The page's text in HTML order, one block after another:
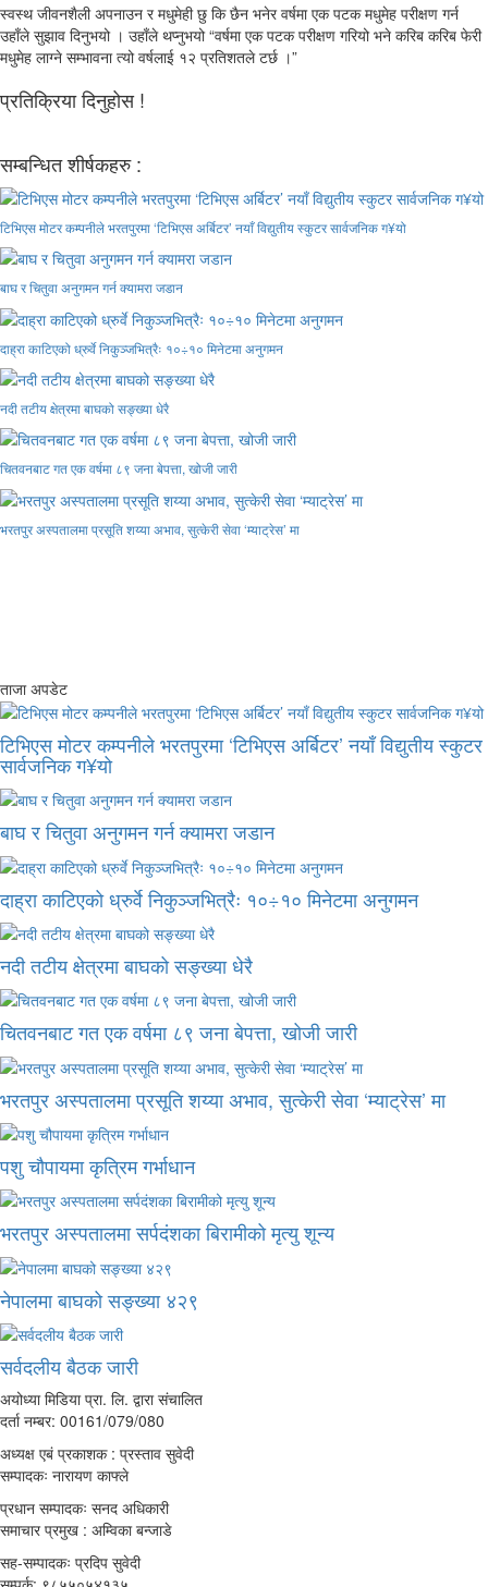
स्वस्थ जीवनशैली अपनाउन र मधुमेही छु कि छैन भनेर वर्षमा एक पटक मधुमेह परीक्षण गर्न
उहाँले सुझाव दिनुभयो । उहाँले थप्नुभयो “वर्षमा एक पटक परीक्षण गरियो भने करिब करिब फेरी
मधुमेह लाग्ने सम्भावना त्यो वर्षलाई १२ प्रतिशतले टर्छ ।”
प्रतिक्रिया दिनुहोस !
सम्बन्धित शीर्षकहरु :
टिभिएस मोटर कम्पनीले भरतपुरमा ‘टिभिएस अर्बिटर’ नयाँ विद्युतीय स्कुटर सार्वजनिक ग¥यो
बाघ र चितुवा अनुगमन गर्न क्यामरा जडान
दाह्रा काटिएको ध्रुर्वे निकुञ्जभित्रैः १०÷१० मिनेटमा अनुगमन
नदी तटीय क्षेत्रमा बाघको सङ्ख्या धेरै
चितवनबाट गत एक वर्षमा ८९ जना बेपत्ता, खोजी जारी
भरतपुर अस्पतालमा प्रसूति शय्या अभाव, सुत्केरी सेवा ‘म्याट्रेस’ मा
ताजा अपडेट
टिभिएस मोटर कम्पनीले भरतपुरमा ‘टिभिएस अर्बिटर’ नयाँ विद्युतीय स्कुटर
सार्वजनिक ग¥यो
बाघ र चितुवा अनुगमन गर्न क्यामरा जडान
दाह्रा काटिएको ध्रुर्वे निकुञ्जभित्रैः १०÷१० मिनेटमा अनुगमन
नदी तटीय क्षेत्रमा बाघको सङ्ख्या धेरै
चितवनबाट गत एक वर्षमा ८९ जना बेपत्ता, खोजी जारी
भरतपुर अस्पतालमा प्रसूति शय्या अभाव, सुत्केरी सेवा ‘म्याट्रेस’ मा
पशु चौपायमा कृत्रिम गर्भाधान
भरतपुर अस्पतालमा सर्पदंशका बिरामीको मृत्यु शून्य
नेपालमा बाघको सङ्ख्या ४२९
सर्वदलीय बैठक जारी
अयोध्या मिडिया प्रा. लि. द्वारा संचालित
दर्ता नम्बर: 00161/079/080
अध्यक्ष एबं प्रकाशक : प्रस्ताव सुवेदी
सम्पादकः नारायण काफ्ले
प्रधान सम्पादकः सनद अधिकारी
समाचार प्रमुख : अम्विका बन्जाडे
सह-सम्पादकः प्रदिप सुवेदी